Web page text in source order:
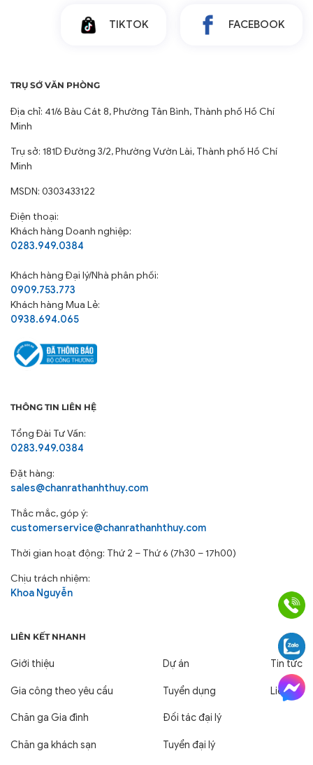
TIKTOK FACEBOOK
TRỤ SỞ VĂN PHÒNG
Địa chỉ: 41/6 Bàu Cát 8, Phường Tân Bình, Thành phố Hồ Chí
Minh
Trụ sở: 181D Đường 3/2, Phường Vườn Lài, Thành phố Hồ Chí
Minh
MSDN: 0303433122
Điện thoại:
Khách hàng Doanh nghiệp:
0283.949.0384
Khách hàngĐại lý/Nhà phân phối:
0909.753.773
Khách hàng Mua Lẻ:
0938.694.065
THÔNG TIN LIÊN HỆ
Tổng Đài Tư Vấn:
0283.949.0384
Đặt hàng:
sales@chanrathanhthuy.com
Thắc mắc, góp ý:
customerservice@chanrathanhthuy.com
Thời gian hoạt động: Thứ 2 – Thứ 6 (7h30 – 17h00)
Chịu trách nhiệm:
Khoa Nguyễn
LIÊN KẾT NHANH
Giới thiệu
Gia công theo yêu cầu
Chăn ga Gia đình
Chăn ga khách sạn
Dự án
Tuyển dụng
Đối tác đại lý
Tuyển đại lý
Tin tức
Liên hệ